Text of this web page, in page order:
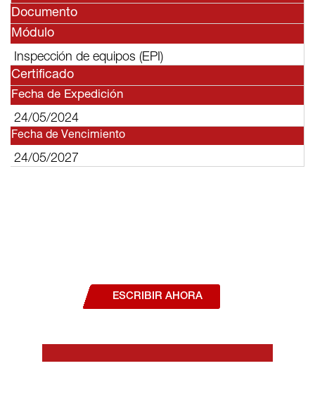
Documento
Módulo
Inspección de equipos (EPI)
Certificado
Fecha de Expedición
24/05/2024
Fecha de Vencimiento
24/05/2027
ESCRIBIR AHORA